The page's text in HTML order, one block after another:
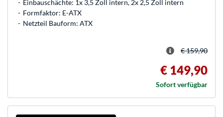
Einbauschächte: 1x 3,5 Zoll intern, 2x 2,5 Zoll intern
Formfaktor: E-ATX
Netzteil Bauform: ATX
€ 159,90
€ 149,90
Sofort verfügbar